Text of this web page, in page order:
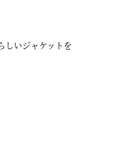
しいジャケットを